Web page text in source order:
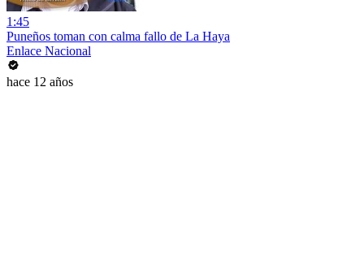
1:45
Puneños toman con calma fallo de La Haya
Enlace Nacional
hace 12 años